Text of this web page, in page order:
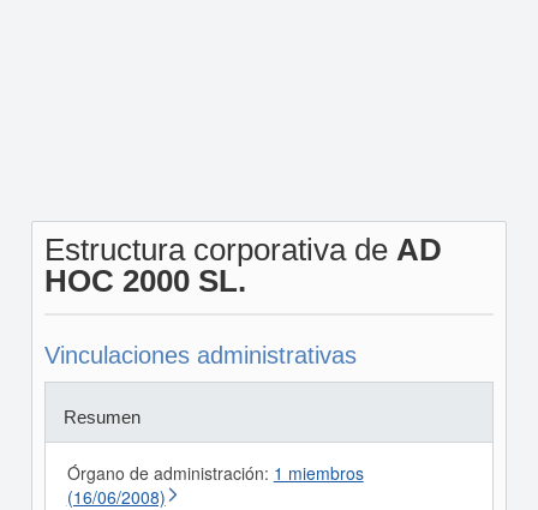
Estructura corporativa de AD
HOC 2000 SL.
Vinculaciones administrativas
Resumen
Órgano de administración: 1 miembros
(16/06/2008)